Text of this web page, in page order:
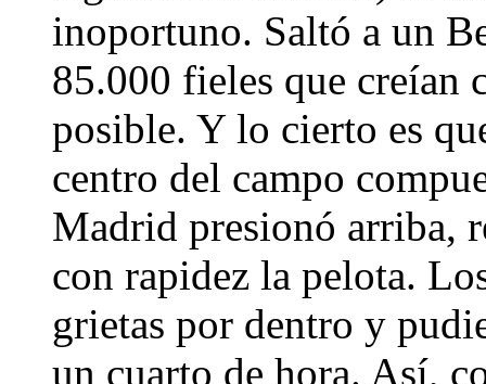
inoportuno. Saltó a un
85.000 fieles que creían
posible. Y lo cierto es
centro del campo
Madrid presionó arriba,
con rapidez la pelota.
grietas por dentro y
un cuarto de hora. Así,